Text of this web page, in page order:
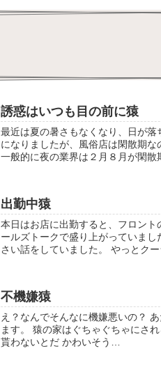
誘惑はいつも目の前に猿
最近は夏の暑さもなくなり、日が
になりましたが、風俗店は閑散期な
一般的に夜の業界は２月８月が閑散
出勤中猿
本日はお店に出勤すると、フロン
ールズトークで盛り上がっていま
さい話をしていました。 やっとク
不機嫌猿
え？なんでそんなに機嫌悪いの？
ます。 猿の家はぐちゃぐちゃにさ
貰わないとだ かわいそう…